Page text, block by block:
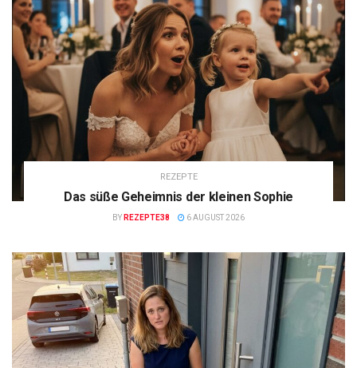
REZEPTE
Das süße Geheimnis der kleinen Sophie
BY REZEPTE38 6 AUGUST 2026